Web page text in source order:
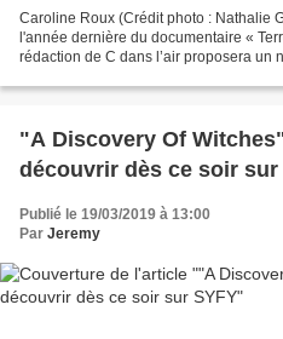
Caroline Roux (Crédit photo : Nathalie
l'année dernière du documentaire «
rédaction de C dans l’air proposera un
"A Discovery Of
découvrir dès ce soir sur
Publié le 19/03/2019 à 13:00
Par Jeremy